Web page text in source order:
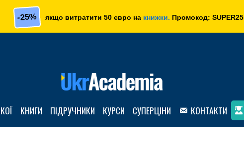
-25% якщо витратити 50 євро на книжки. Промокод: SUPER25
КНИГИ ПІДРУЧНИКИ КУРСИ СУПЕРЦІНИ КОНТАКТИ